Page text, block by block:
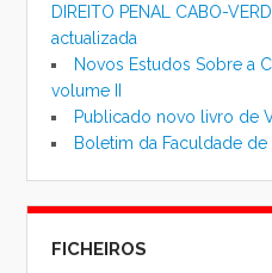
DIREITO PENAL CABO-
actualizada
Novos Estudos Sobre a
volume II
Publicado novo livro de
Boletim da Faculdade
FICHEIROS